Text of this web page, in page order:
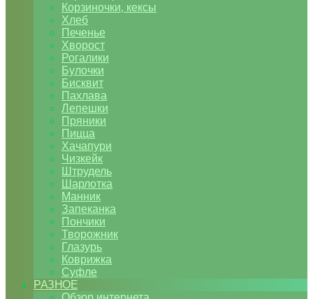
Корзиночки, кексы
Хлеб
Печенье
Хворост
Рогалики
Булочки
Бисквит
Пахлава
Лепешки
Пряники
Пицца
Хачапури
Чизкейк
Штрудель
Шарлотка
Манник
Запеканка
Пончики
Творожник
Глазурь
Коврижка
Суфле
РАЗНОЕ